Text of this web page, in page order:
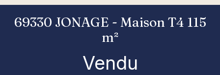
69330 JONAGE - Maison T4 115
m²
Vendu